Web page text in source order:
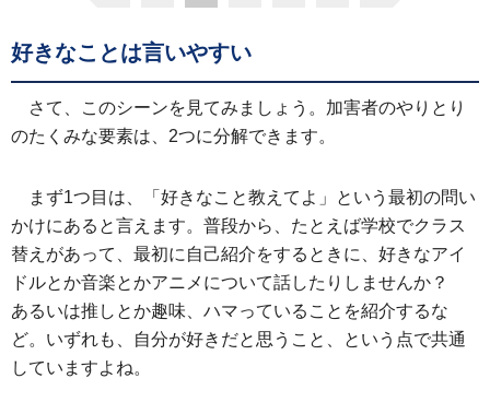
好きなことは言いやすい
さて、このシーンを見てみましょう。加害者のやりとり
のたくみな要素は、2つに分解できます。
まず1つ目は、「好きなこと教えてよ」という最初の問い
かけにあると言えます。普段から、たとえば学校でクラス
替えがあって、最初に自己紹介をするときに、好きなアイ
ドルとか音楽とかアニメについて話したりしませんか？
あるいは推しとか趣味、ハマっていることを紹介するな
ど。いずれも、自分が好きだと思うこと、という点で共通
していますよね。